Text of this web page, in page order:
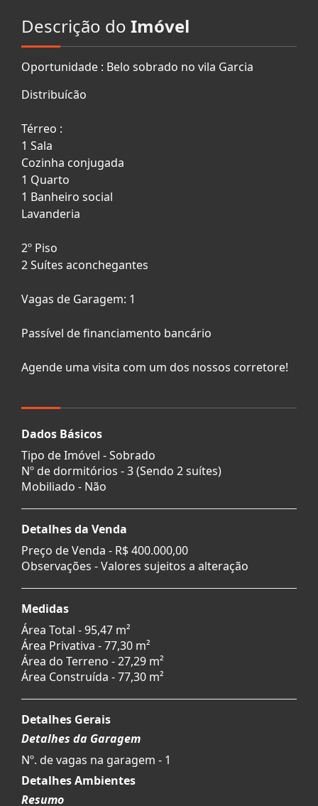
Descrição do Imóvel
Oportunidade : Belo sobrado no vila Garcia
Distribuícão
Térreo :
1 Sala
Cozinha conjugada
1 Quarto
1 Banheiro social
Lavanderia
2º Piso
2 Suítes aconchegantes
Vagas de Garagem: 1
Passível de financiamento bancário
Agende uma visita com um dos nossos corretore!
Dados Básicos
Tipo de Imóvel - Sobrado
Nº de dormitórios - 3 (Sendo 2 suítes)
Mobiliado - Não
Detalhes da Venda
Preço de Venda - R$ 400.000,00
Observações - Valores sujeitos a alteração
Medidas
Área Total - 95,47 m²
Área Privativa - 77,30 m²
Área do Terreno - 27,29 m²
Área Construída - 77,30 m²
Detalhes Gerais
Detalhes da Garagem
Nº. de vagas na garagem - 1
Detalhes Ambientes
Resumo